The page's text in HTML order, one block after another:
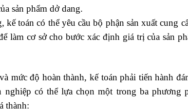
sản phẩm dở dang.
toán có thể yêu cầu bộ phận sản xuất cung
làm cơ sở cho bước xác định giá trị của sản
mức độ hoàn thành, kế toán phải tiến hành
có thể lựa chọn một trong ba phương
thành: